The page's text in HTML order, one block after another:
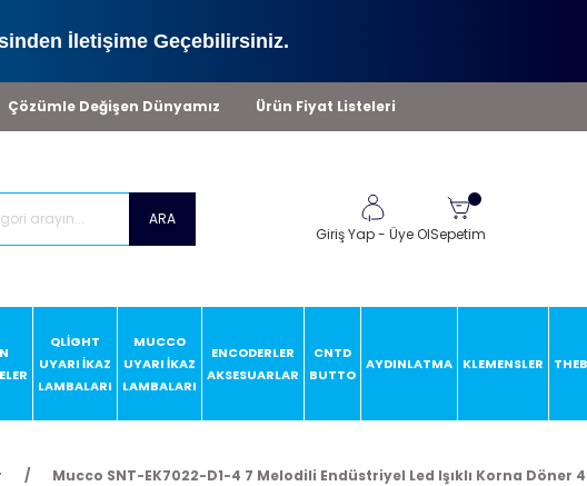
İletişime Geçebilirsiniz.
Çözümle Değişen Dünyamız Ürün Fiyat Listeleri
ARA
Giriş Yap- Üye OlSepetim
QLİGHT
UYARI İKAZ
LAMBALARI
MUCCO
UYARI İKAZ
LAMBALARI
ENCODERLER
AKSESUARLAR
CNTD
BUTTO
AYDINLATMA KLEMENSLER
Mucco SNT-EK7022-D1-4 7 Melodili Endüstriyel Led Işıklı Korna Döner